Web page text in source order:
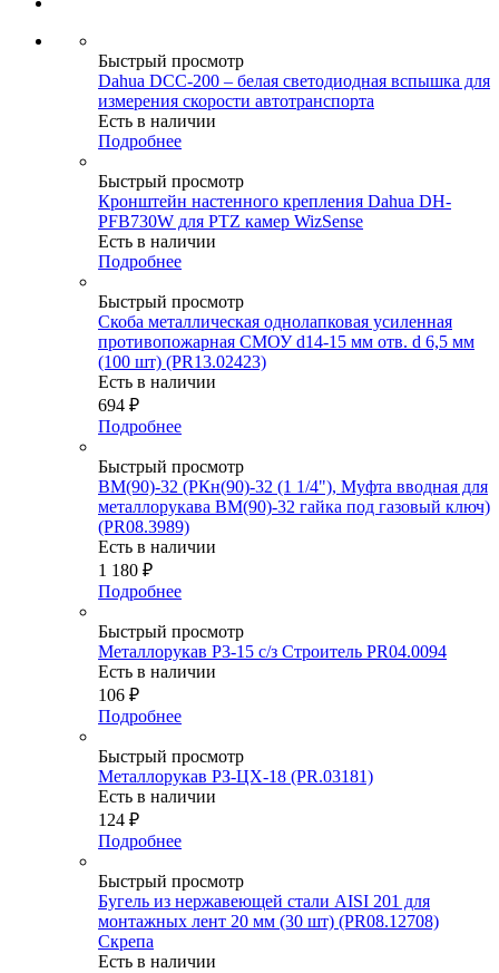
Быстрый просмотр
Dahua DCC-200 – белая светодиодная вспышка для
измерения скорости автотранспорта
Есть в наличии
Подробнее
Быстрый просмотр
Кронштейн настенного крепления Dahua DH-
PFB730W для PTZ камер WizSense
Есть в наличии
Подробнее
Быстрый просмотр
Скоба металлическая однолапковая усиленная
противопожарная СМОУ d14-15 мм отв. d 6,5 мм
(100 шт) (PR13.02423)
Есть в наличии
694 ₽
Подробнее
Быстрый просмотр
ВМ(90)-32 (РКн(90)-32 (1 1/4"), Муфта вводная для
металлорукава ВМ(90)-32 гайка под газовый ключ)
(PR08.3989)
Есть в наличии
1 180 ₽
Подробнее
Быстрый просмотр
Металлорукав Р3-15 с/з Строитель PR04.0094
Есть в наличии
106 ₽
Подробнее
Быстрый просмотр
Металлорукав РЗ-ЦХ-18 (PR.03181)
Есть в наличии
124 ₽
Подробнее
Быстрый просмотр
Бугель из нержавеющей стали AISI 201 для
монтажных лент 20 мм (30 шт) (PR08.12708)
Скрепа
Есть в наличии